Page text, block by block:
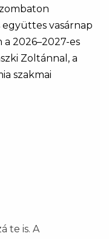
együttes vasárnap
2026–2027-es
Zoltánnal, a
szakmai
te is. A